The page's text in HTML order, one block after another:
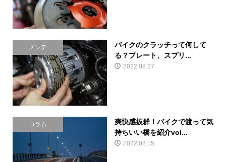
メンテ
バイクのクラッチって何して
る？プレート、スプリ...
2022.08.27
コラム
爽快感抜群！バイクで渡って気
持ちいい橋を紹介vol...
2022.08.15